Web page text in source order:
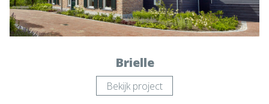
Brielle
Bekijk project